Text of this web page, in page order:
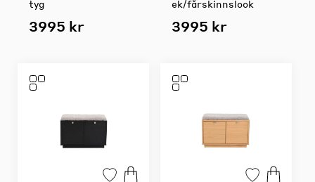
tyg
3995 kr
ek/fårskinnslook
3995 kr